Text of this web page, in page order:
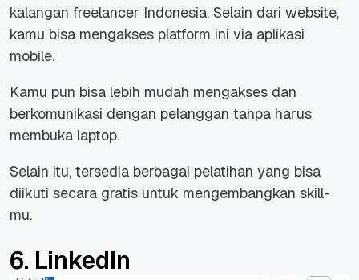
kalangan freelancer Indonesia. Selain dari website,
kamu bisa mengakses platform ini via aplikasi
mobile.
Kamu pun bisa lebih mudah mengakses dan
berkomunikasi dengan pelanggan tanpa harus
membuka laptop.
Selain itu, tersedia berbagai pelatihan yang bisa
diikuti secara gratis untuk mengembangkan skill-
mu.
6. LinkedIn